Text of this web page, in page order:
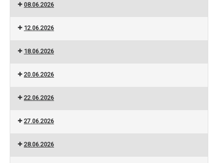
08.06.2026
12.06.2026
18.06.2026
20.06.2026
22.06.2026
27.06.2026
28.06.2026